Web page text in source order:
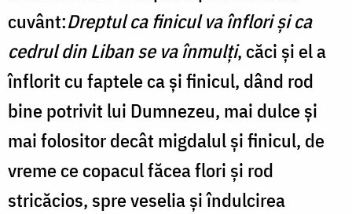
cuvânt:Dreptul ca finicul va înflori și ca
cedrul din Liban se va înmulți, căci și el a
înflorit cu faptele ca și finicul, dând rod
bine potrivit lui Dumnezeu, mai dulce și
mai folositor decât migdalul și finicul, de
vreme ce copacul făcea flori și rod
stricăcios, spre veselia și îndulcirea